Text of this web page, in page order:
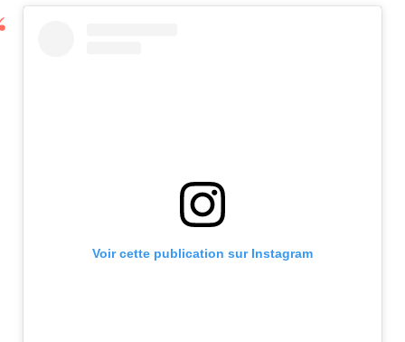
Voir cette publication sur Instagram